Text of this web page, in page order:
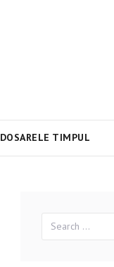
DOSARELE TIMPUL
for: